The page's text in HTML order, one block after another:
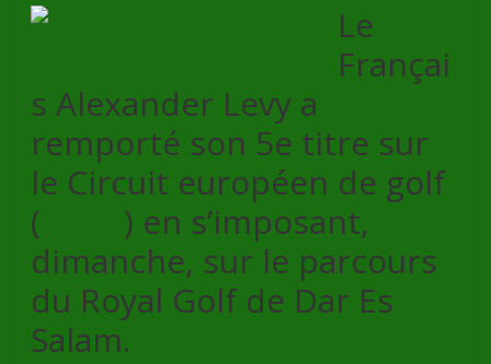
Le
Françai
s Alexander Levy a
remporté son 5e titre sur
le Circuit européen de golf
(
) en s’imposant,
dimanche, sur le parcours
du Royal Golf de Dar Es
Salam.